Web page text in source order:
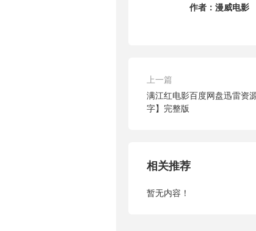
作者： 漫威电影
上一篇
满江红电影百度网盘迅雷资
字】完整版
相关推荐
暂无内容！